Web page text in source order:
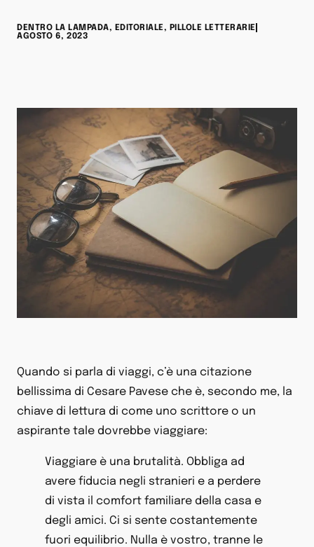
DENTRO LA LAMPADA, EDITORIALE, PILLOLE LETTERARIE
AGOSTO 6, 2023
Quando si parla di viaggi, c’è una citazione
bellissima di Cesare Pavese che è, secondo me, la
chiave di lettura di come uno scrittore o un
aspirante tale dovrebbe viaggiare:
Viaggiare è una brutalità. Obbliga ad
avere fiducia negli stranieri e a perdere
di vista il comfort familiare della casa e
degli amici. Ci si sente costantemente
fuori equilibrio. Nulla è vostro, tranne le